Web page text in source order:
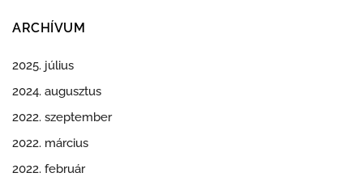
ARCHÍVUM
2025. július
2024. augusztus
2022. szeptember
2022. március
2022. február